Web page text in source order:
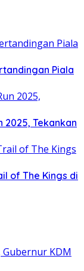
Piala
2025, Tekankan
of The Kings di